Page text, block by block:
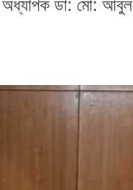
অধ্যাপক ডা: মো: